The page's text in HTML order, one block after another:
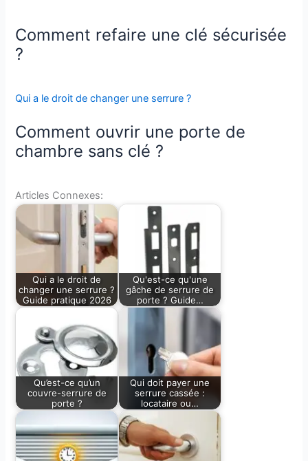
Comment refaire une clé sécurisée
?
Qui a le droit de changer une serrure ?
Comment ouvrir une porte de
chambre sans clé ?
Articles Connexes:
Qui a le droit de
changer une serrure ?
Guide pratique 2026
Qu'est-ce qu'une
gâche de serrure de
porte ? Guide…
Qu’est-ce qu’un
couvre-serrure de
porte ?
Qui doit payer une
serrure cassée :
locataire ou…